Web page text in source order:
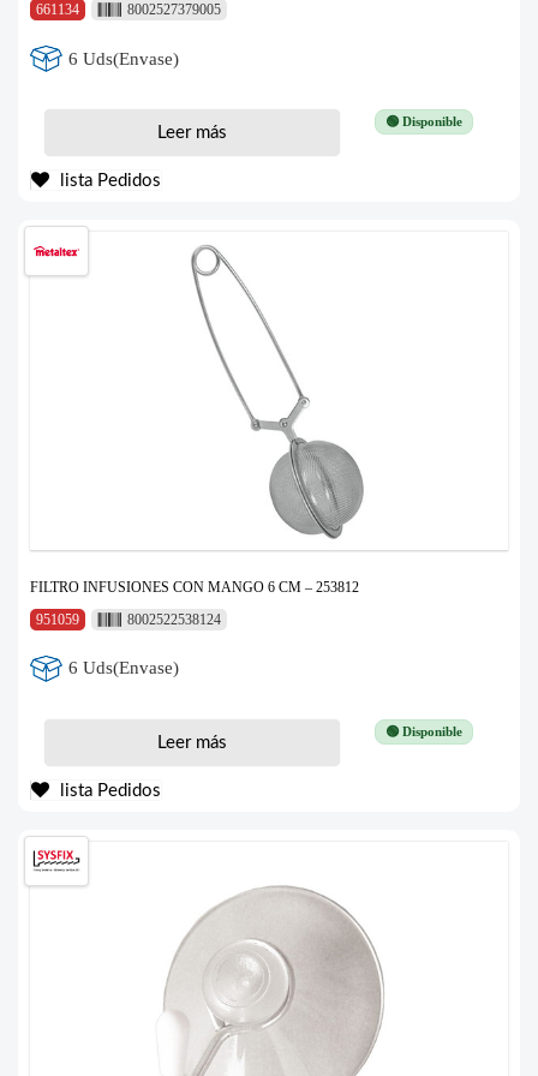
661134
8002527379005
6 Uds(Envase)
🟢 Disponible
Leer más
lista Pedidos
FILTRO INFUSIONES CON MANGO 6 CM – 253812
951059
8002522538124
6 Uds(Envase)
🟢 Disponible
Leer más
lista Pedidos